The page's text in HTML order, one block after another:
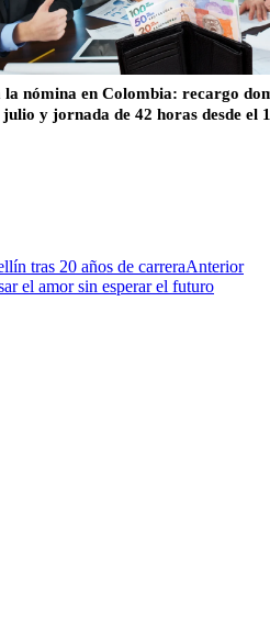
la nómina en Colombia: recargo
julio y jornada de 42 horas desde el
tras 20 años de carreraAnterior
el amor sin esperar el futuro